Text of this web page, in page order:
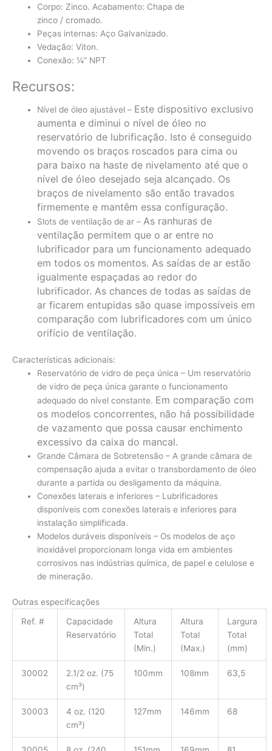
Corpo: Zinco. Acabamento: Chapa de
zinco / cromado.
Peças internas: Aço Galvanizado.
Vedação: Viton.
Conexão: ¼” NPT
Recursos:
Nível de óleo ajustável – Este dispositivo exclusivo
aumenta e diminui o nível de óleo no
reservatório de lubrificação. Isto é conseguido
movendo os braços roscados para cima ou
para baixo na haste de nivelamento até que o
nível de óleo desejado seja alcançado. Os
braços de nivelamento são então travados
firmemente e mantêm essa configuração.
Slots de ventilação de ar – As ranhuras de
ventilação permitem que o ar entre no
lubrificador para um funcionamento adequado
em todos os momentos.As saídas de ar estão
igualmente espaçadas ao redor do
lubrificador.As chances de todas as saídas de
ar ficarem entupidas são quase impossíveis em
comparação com lubrificadores com um único
orifício de ventilação.
Características adicionais:
Reservatório de vidro de peça única – Um reservatório
de vidro de peça única garante o funcionamento
adequado do nível constante. Em comparação com
os modelos concorrentes, não há possibilidade
de vazamento que possa causar enchimento
excessivo da caixa do mancal.
Grande Câmara de Sobretensão – A grande câmara de
compensação ajuda a evitar o transbordamento de óleo
durante a partida ou desligamento da máquina.
Conexões laterais e inferiores – Lubrificadores
disponíveis com conexões laterais e inferiores para
instalação simplificada.
Modelos duráveis ​​disponíveis – Os modelos de aço
inoxidável proporcionam longa vida em ambientes
corrosivos nas indústrias química, de papel e celulose e
de mineração.
Outras especificações
Ref. #
Capacidade
Reservatório
Altura
Total
(Min.)
Altura
Total
(Max.)
Largura
Total
(mm)
30002
2.1/2 oz. (75
cm³)
100mm 108mm 63,5
30003
4 oz. (120
cm³)
127mm 146mm 68